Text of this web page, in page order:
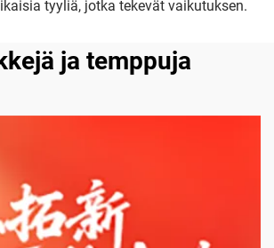
tyyliä, jotka tekevät vaikutuksen.
ja temppuja